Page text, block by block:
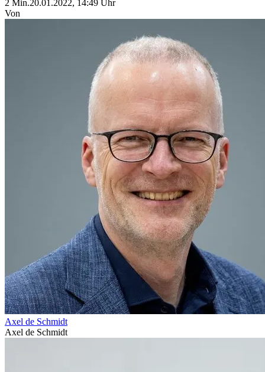
2 Min.20.01.2022, 14:49 Uhr
Von
Axel de Schmidt
Axel de Schmidt